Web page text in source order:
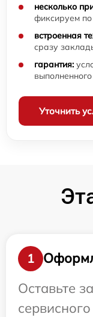
несколько
фиксируем
встроенная
сразу
гарантия:
Уточнить
1
Оставьте